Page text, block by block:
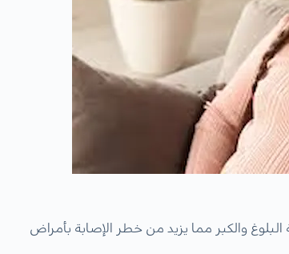
والكبر مما يزيد من خطر الإصابة بأمراض